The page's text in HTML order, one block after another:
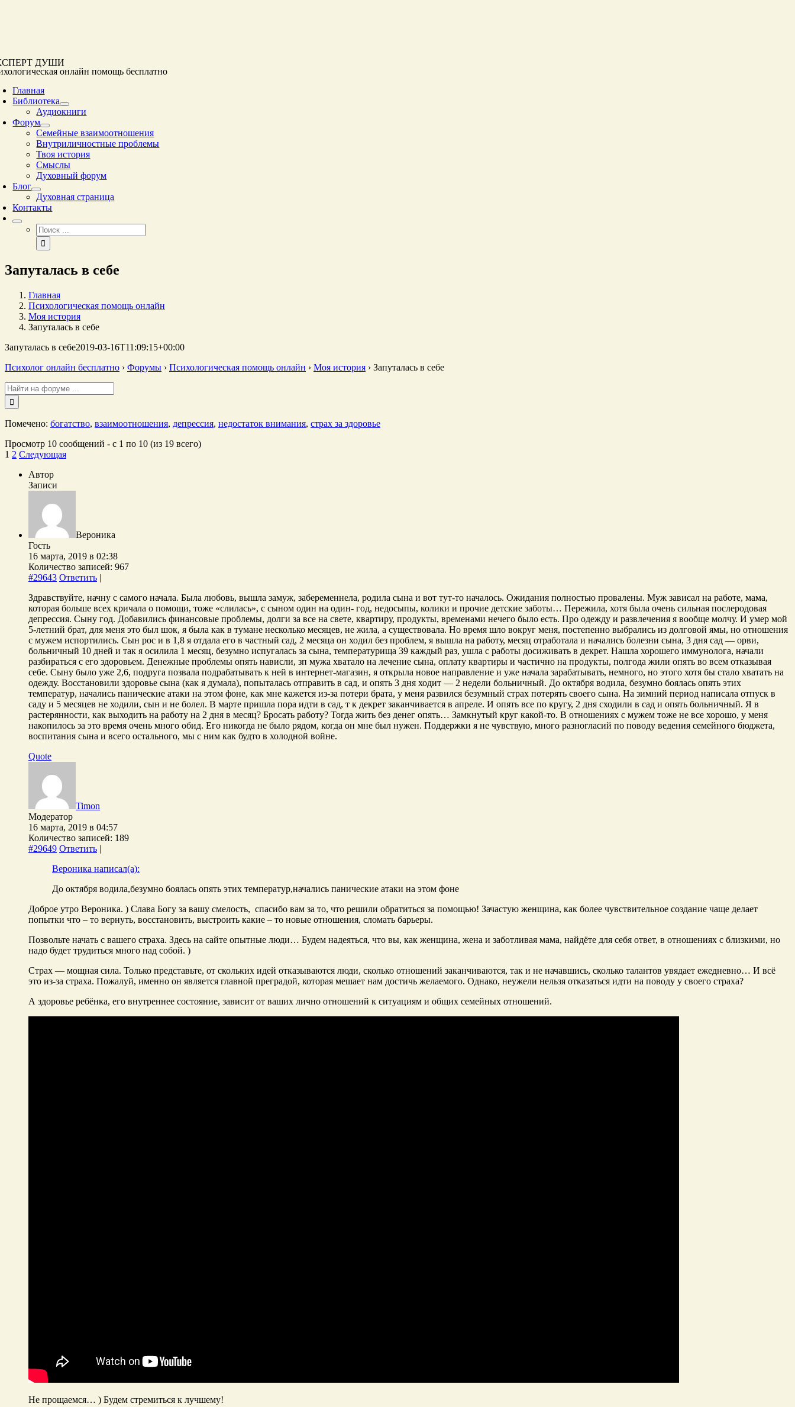
ДУШИ
онлайн помощь бесплатно
Главная
Библиотека
Аудиокниги
Форум
Семейные взаимоотношения
Внутриличностные проблемы
Твоя история
Смыслы
Духовный форум
Блог
Духовная страница
Контакты
Результат
поиска:
Запуталась в себе
Главная
Психологическая помощь онлайн
Моя история
Запуталась в себе
Запуталась в себе2019-03-16T11:09:15+00:00
Психолог онлайн бесплатно › Форумы › Психологическая помощь онлайн › Моя история › Запуталась в себе
Поиск:
Помечено: богатство, взаимоотношения, депрессия, недостаток внимания, страх за здоровье
Просмотр 10 сообщений - с 1 по 10 (из 19 всего)
1 2 Следующая
Автор
Записи
Вероника
Гость
16 марта, 2019 в 02:38
Количество записей: 967
#29643 Ответить |
Здравствуйте, начну с самого начала. Была любовь, вышла замуж, забеременнела, родила сына и вот тут-то началось. Ожидания полностью провалены. Муж зависал на работе, мама,
которая больше всех кричала о помощи, тоже «слилась», с сыном один на один- год, недосыпы, колики и прочие детские заботы… Пережила, хотя была очень сильная послеродовая
депрессия. Сыну год. Добавились финансовые проблемы, долги за все на свете, квартиру, продукты, временами нечего было есть. Про одежду и развлечения я вообще молчу. И умер мой
5-летний брат, для меня это был шок, я была как в тумане несколько месяцев, не жила, а существовала. Но время шло вокруг меня, постепенно выбрались из долговой ямы, но отношения
с мужем испортились. Сын рос и в 1,8 я отдала его в частный сад, 2 месяца он ходил без проблем, я вышла на работу, месяц отработала и начались болезни сына, 3 дня сад — орви,
больничный 10 дней и так я осилила 1 месяц, безумно испугалась за сына, температурища 39 каждый раз, ушла с работы досиживать в декрет. Нашла хорошего иммунолога, начали
разбираться с его здоровьем. Денежные проблемы опять нависли, зп мужа хватало на лечение сына, оплату квартиры и частично на продукты, полгода жили опять во всем отказывая
себе. Сыну было уже 2,6, подруга позвала подрабатывать к ней в интернет-магазин, я открыла новое направление и уже начала зарабатывать, немного, но этого хотя бы стало хватать на
одежду. Восстановили здоровье сына (как я думала), попыталась отправить в сад, и опять 3 дня ходит — 2 недели больничный. До октября водила, безумно боялась опять этих
температур, начались панические атаки на этом фоне, как мне кажется из-за потери брата, у меня развился безумный страх потерять своего сына. На зимний период написала отпуск в
саду и 5 месяцев не ходили, сын и не болел. В марте пришла пора идти в сад, т к декрет заканчивается в апреле. И опять все по кругу, 2 дня сходили в сад и опять больничный. Я в
растерянности, как выходить на работу на 2 дня в месяц? Бросать работу? Тогда жить без денег опять… Замкнутый круг какой-то. В отношениях с мужем тоже не все хорошо, у меня
накопилось за это время очень много обид. Его никогда не было рядом, когда он мне был нужен. Поддержки я не чувствую, много разногласий по поводу ведения семейного бюджета,
воспитания сына и всего остального, мы с ним как будто в холодной войне.
Quote
Timon
Модератор
16 марта, 2019 в 04:57
Количество записей: 189
#29649 Ответить |
Вероника написал(а):
До октября водила,безумно боялась опять этих температур,начались панические атаки на этом фоне
Доброе утро Вероника. ) Слава Богу за вашу смелость, спасибо вам за то, что решили обратиться за помощью! Зачастую женщина, как более чувствительное создание чаще делает
попытки что – то вернуть, восстановить, выстроить какие – то новые отношения, сломать барьеры.
Позвольте начать с вашего страха. Здесь на сайте опытные люди… Будем надеяться, что вы, как женщина, жена и заботливая мама, найдёте для себя ответ, в отношениях с близкими, но
надо будет трудиться много над собой. )
Страх — мощная сила. Только представьте, от скольких идей отказываются люди, сколько отношений заканчиваются, так и не начавшись, сколько талантов увядает ежедневно… И всё
это из-за страха. Пожалуй, именно он является главной преградой, которая мешает нам достичь желаемого. Однако, неужели нельзя отказаться идти на поводу у своего страха?
А здоровье ребёнка, его внутреннее состояние, зависит от ваших лично отношений к ситуациям и общих семейных отношений.
Не прощаемся… ) Будем стремиться к лучшему!